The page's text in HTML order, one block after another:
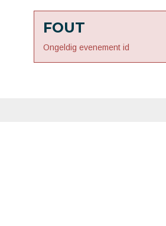
FOUT
Ongeldig evenement id